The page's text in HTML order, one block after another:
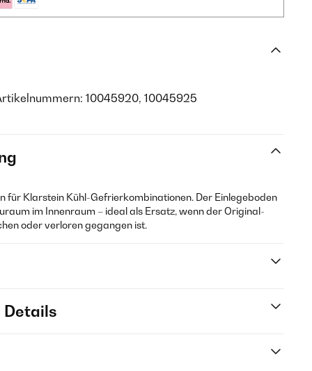
10045920, 10045925
für Klarstein Kühl-Gefrierkombinationen. Der Einlegeboden
im Innenraum – ideal als Ersatz, wenn der Original-
oder verloren gegangen ist.
Details